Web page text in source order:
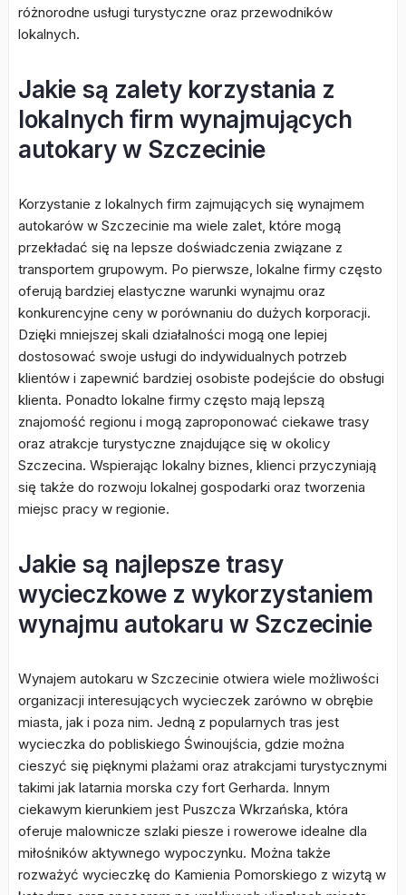
różnorodne usługi turystyczne oraz przewodników
lokalnych.
Jakie są zalety korzystania z
lokalnych firm wynajmujących
autokary w Szczecinie
Korzystanie z lokalnych firm zajmujących się wynajmem
autokarów w Szczecinie ma wiele zalet, które mogą
przekładać się na lepsze doświadczenia związane z
transportem grupowym. Po pierwsze, lokalne firmy często
oferują bardziej elastyczne warunki wynajmu oraz
konkurencyjne ceny w porównaniu do dużych korporacji.
Dzięki mniejszej skali działalności mogą one lepiej
dostosować swoje usługi do indywidualnych potrzeb
klientów i zapewnić bardziej osobiste podejście do obsługi
klienta. Ponadto lokalne firmy często mają lepszą
znajomość regionu i mogą zaproponować ciekawe trasy
oraz atrakcje turystyczne znajdujące się w okolicy
Szczecina. Wspierając lokalny biznes, klienci przyczyniają
się także do rozwoju lokalnej gospodarki oraz tworzenia
miejsc pracy w regionie.
Jakie są najlepsze trasy
wycieczkowe z wykorzystaniem
wynajmu autokaru w Szczecinie
Wynajem autokaru w Szczecinie otwiera wiele możliwości
organizacji interesujących wycieczek zarówno w obrębie
miasta, jak i poza nim. Jedną z popularnych tras jest
wycieczka do pobliskiego Świnoujścia, gdzie można
cieszyć się pięknymi plażami oraz atrakcjami turystycznymi
takimi jak latarnia morska czy fort Gerharda. Innym
ciekawym kierunkiem jest Puszcza Wkrzańska, która
oferuje malownicze szlaki piesze i rowerowe idealne dla
miłośników aktywnego wypoczynku. Można także
rozważyć wycieczkę do Kamienia Pomorskiego z wizytą w